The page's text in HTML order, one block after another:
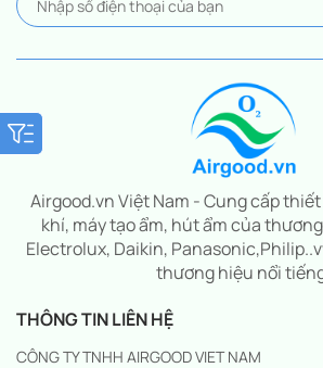
Airgood.vn Việt Nam - Cung cấp
khí, máy tạo ẩm, hút ẩm của
Electrolux, Daikin,
thương hiệu nổi
THÔNG TIN LIÊN HỆ
CÔNG TY TNHH AIRGOOD VIET NAM